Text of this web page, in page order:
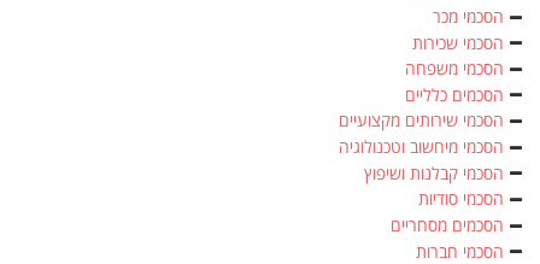
הסכמי מכר
הסכמי שכירות
הסכמי משפחה
הסכמים כלליים
הסכמי שירותים מקצועיים
הסכמי מיחשוב וטכנולוגיה
הסכמי קבלנות ושיפוץ
הסכמי סודיות
הסכמים מסחריים
הסכמי חברות